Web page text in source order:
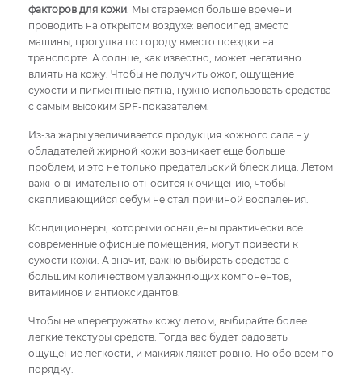
факторов для кожи . Мы стараемся больше времени
проводить на открытом воздухе: велосипед вместо
машины, прогулка по городу вместо поездки на
транспорте. А солнце, как известно, может негативно
влиять на кожу. Чтобы не получить ожог, ощущение
сухости и пигментные пятна, нужно использовать средства
с самым высоким SPF-показателем.
Из-за жары увеличивается продукция кожного сала – у
обладателей жирной кожи возникает еще больше
проблем, и это не только предательский блеск лица. Летом
важно внимательно относится к очищению, чтобы
скапливающийся себум не стал причиной воспаления.
Кондиционеры, которыми оснащены практически все
современные офисные помещения, могут привести к
сухости кожи. А значит, важно выбирать средства с
большим количеством увлажняющих компонентов,
витаминов и антиоксидантов.
Чтобы не «перегружать» кожу летом, выбирайте более
легкие текстуры средств. Тогда вас будет радовать
ощущение легкости, и макияж ляжет ровно. Но обо всем по
порядку.